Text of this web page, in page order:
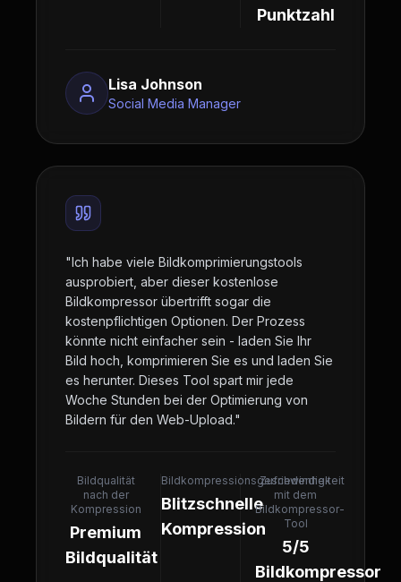
Punktzahl
Lisa Johnson
Social Media Manager
"Ich habe viele Bildkomprimierungstools
ausprobiert, aber dieser kostenlose
Bildkompressor übertrifft sogar die
kostenpflichtigen Optionen. Der Prozess
könnte nicht einfacher sein - laden Sie Ihr
Bild hoch, komprimieren Sie es und laden Sie
es herunter. Dieses Tool spart mir jede
Woche Stunden bei der Optimierung von
Bildern für den Web-Upload."
Bildqualität
nach der
Kompression
Premium
Bildqualität
Bildkompressionsgeschwindigkeit
Blitzschnelle
Kompression
Zufriedenheit
mit dem
Bildkompressor-
Tool
5/5
Bildkompressor